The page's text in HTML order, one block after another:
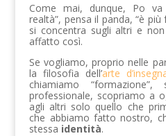
Come mai, dunque, Po
realtà”, pensa il panda, “è
si concentra sugli altri e
affatto così.
Se vogliamo, proprio nelle
la filosofia dell’arte
chiamiamo
professionale, scopriamo a
agli altri solo quello che
che abbiamo fatto nostro,
stessa identità.